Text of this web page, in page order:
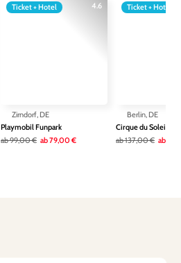
4.6
Ticket + Hotel
Zirndorf, DE
Playmobil Funpark
ab99,00 € ab79,00 €
Ticket + Hotel
Berlin, DE
Cirque du Soleil
ab137,00 € ab